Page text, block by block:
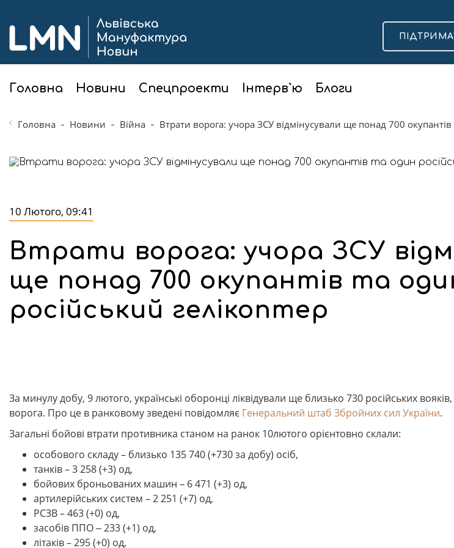
Головна Новини Спецпроекти Інтерв`ю Блоги
Головна Новини Війна Втрати ворога: учора ЗСУ відмінусували ще понад 700 окупантів
10 Лютого, 09:41
Втрати ворога: учора ЗСУ
ще понад 700 окупантів та
російський гелікоптер
За минулу добу, 9 лютого, українські оборонці ліквідували ще близько 730 російських вояків,
ворога. Про це в ранковому зведені повідомляє Генеральний штаб Збройних сил України.
Загальні бойові втрати противника станом на ранок 10лютого орієнтовно склали:
особового складу – близько 135 740 (+730 за добу) осіб,
танків – 3 258 (+3) од,
бойових броньованих машин – 6 471 (+3) од,
артилерійських систем – 2 251 (+7) од,
РСЗВ – 463 (+0) од,
засобів ППО ‒ 233 (+1) од,
літаків – 295 (+0) од,